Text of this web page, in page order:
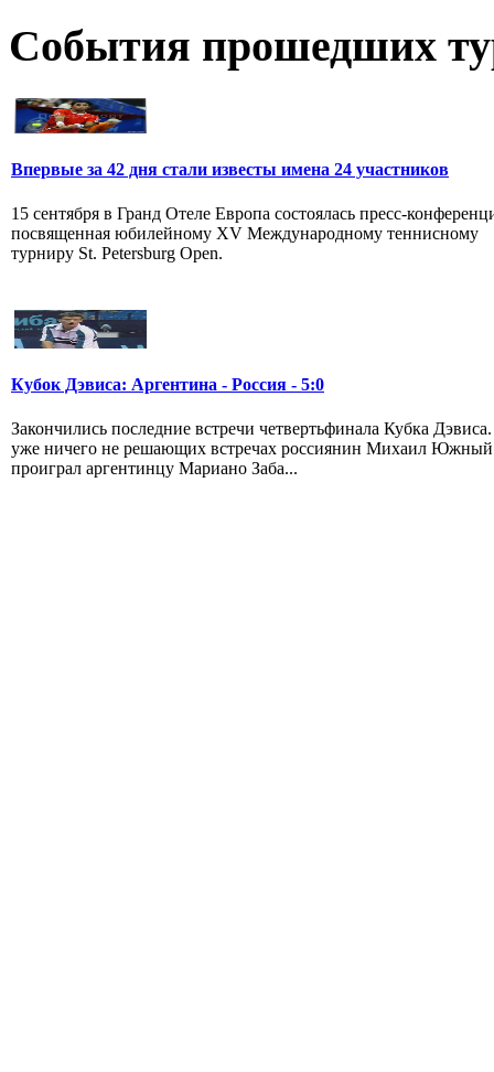
События прошедших
Впервые за 42 дня стали известы имена 24 участников
15 сентября в Гранд Отеле Европа состоялась пресс-
посвященная юбилейному XV Международному теннисному
турниру St. Petersburg Open.
Кубок Дэвиса: Аргентина - Россия - 5:0
Закончились последние встречи четвертьфинала Кубка
уже ничего не решающих встречах россиянин Михаил Южный
проиграл аргентинцу Мариано Заба...